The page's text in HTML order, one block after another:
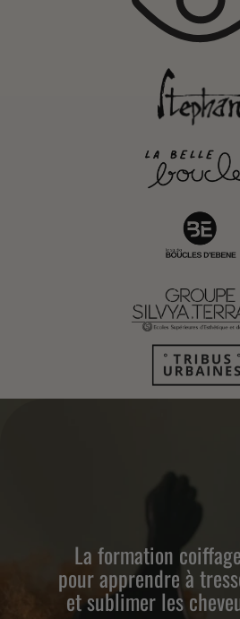
La formation
pour apprendre à
et sublimer les